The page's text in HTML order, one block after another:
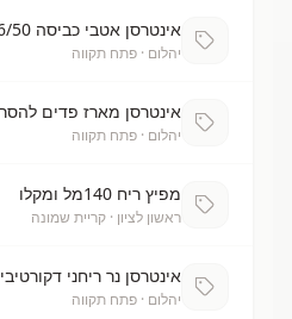
אינטרסן אטבי כביסה 36/50יח 2ב22שח
יהלום · פתח תקווה
יהלום · פתח תקווה
מפיץ ריח 140מל ומקלו
ראשון לציון · קריית שמונה
אינטרסן נר ריחני דקורטיבי 2ב30שח
יהלום · פתח תקווה